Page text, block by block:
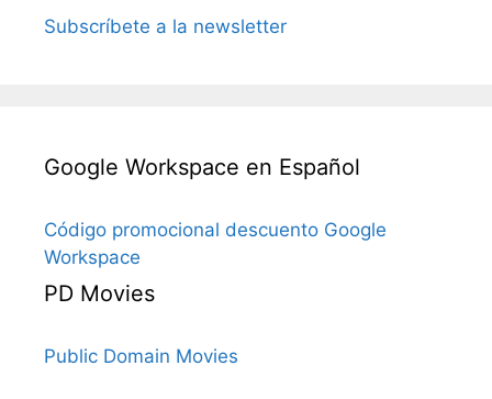
Subscríbete a la newsletter
Google Workspace en Español
Código promocional descuento Google
Workspace
PD Movies
Public Domain Movies